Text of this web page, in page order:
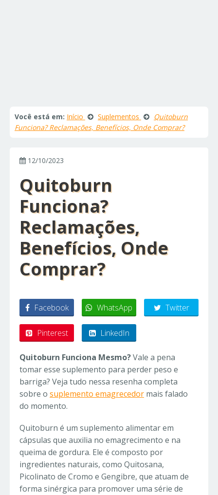
Você está em: Início Suplementos
Quitoburn
Funciona? Reclamações, Benefícios, Onde Comprar?
12/10/2023
Quitoburn
Funciona?
Reclamações,
Benefícios, Onde
Comprar?
Facebook WhatsApp Twitter
Pinterest LinkedIn
Quitoburn Funciona Mesmo?Vale a pena
tomar esse suplemento para perder peso e
barriga? Veja tudo nessa resenha completa
sobre o suplemento emagrecedor mais falado
do momento.
Quitoburn é um suplemento alimentar em
cápsulas que auxilia no emagrecimento e na
queima de gordura. Ele é composto por
ingredientes naturais, como Quitosana,
Picolinato de Cromo e Gengibre, que atuam de
forma sinérgica para promover uma série de